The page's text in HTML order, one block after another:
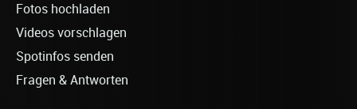
Fotos hochladen
Videos vorschlagen
Spotinfos senden
Fragen & Antworten